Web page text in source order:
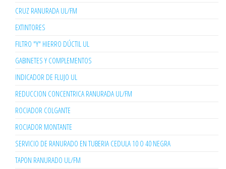
CRUZ RANURADA UL/FM
EXTINTORES
FILTRO "Y" HIERRO DÚCTIL UL
GABINETES Y COMPLEMENTOS
INDICADOR DE FLUJO UL
REDUCCION CONCENTRICA RANURADA UL/FM
ROCIADOR COLGANTE
ROCIADOR MONTANTE
SERVICIO DE RANURADO EN TUBERIA CEDULA 10 O 40 NEGRA
TAPON RANURADO UL/FM